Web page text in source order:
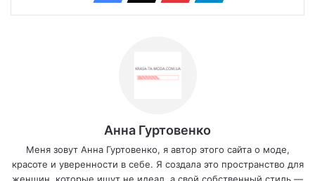
Анна Гуртовенко
Меня зовут Анна Гуртовенко, я автор этого сайта о моде,
красоте и уверенности в себе. Я создала это пространство для
женщин, которые ищут не идеал, а свой собственный стиль —